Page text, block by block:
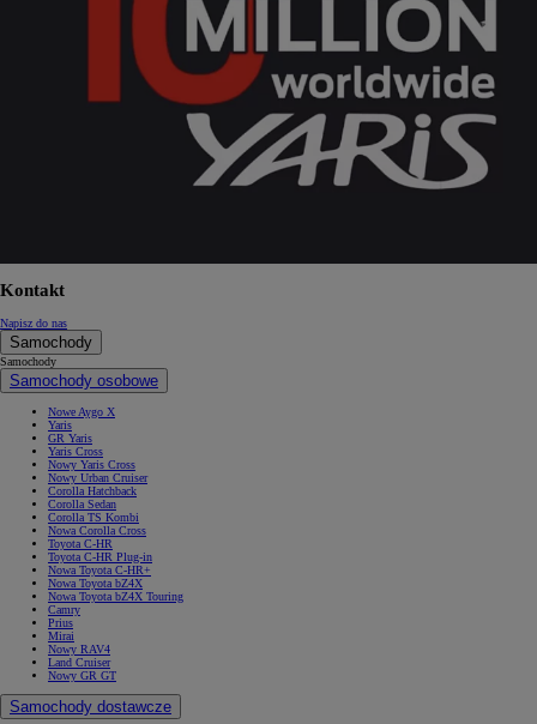
Kontakt
Napisz do nas
Samochody
Samochody
Samochody osobowe
Nowe Aygo X
Yaris
GR Yaris
Yaris Cross
Nowy Yaris Cross
Nowy Urban Cruiser
Corolla Hatchback
Corolla Sedan
Corolla TS Kombi
Nowa Corolla Cross
Toyota C-HR
Toyota C-HR Plug-in
Nowa Toyota C-HR+
Nowa Toyota bZ4X
Nowa Toyota bZ4X Touring
Camry
Prius
Mirai
Nowy RAV4
Land Cruiser
Nowy GR GT
Samochody dostawcze